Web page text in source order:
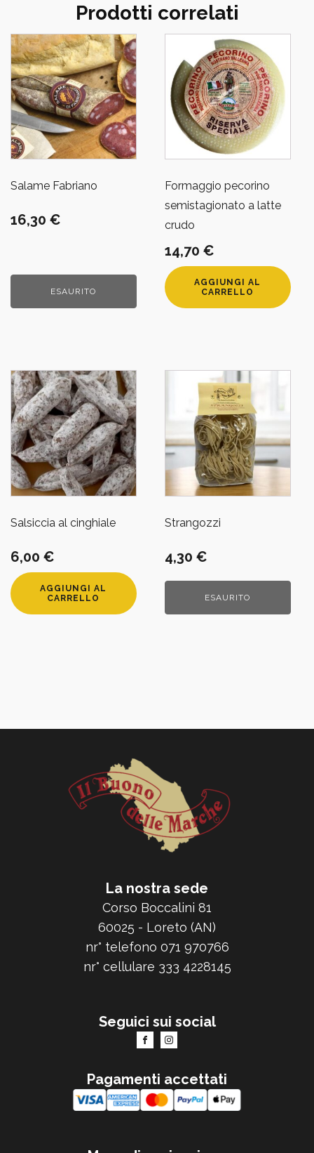
Prodotti correlati
Salame Fabriano
16,30 €
ESAURITO
Formaggio pecorino
semistagionato a latte
crudo
14,70 €
AGGIUNGI AL
CARRELLO
Salsiccia al cinghiale
6,00 €
AGGIUNGI AL
CARRELLO
Strangozzi
4,30 €
ESAURITO
La nostra sede
Corso Boccalini 81
60025 - Loreto (AN)
nr° telefono 071 970766
nr° cellulare 333 4228145
Seguici sui social
Pagamenti accettati